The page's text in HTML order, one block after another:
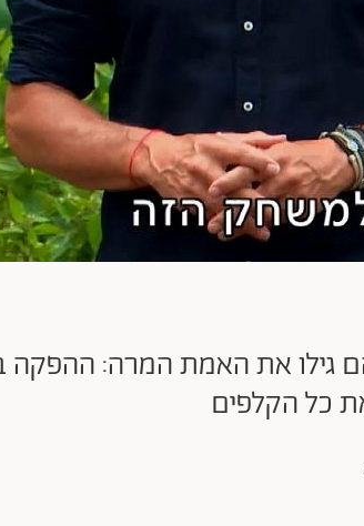
גילו את האמת המרה:
כל הקלפים